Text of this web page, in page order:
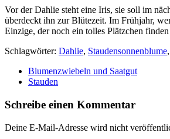
Vor der Dahlie steht eine Iris, sie soll im
überdeckt ihn zur Blütezeit. Im Frühjahr,
Einzige, der noch ein tolles Plätzchen
Schlagwörter: Dahlie, Staudensonnenblume,
Blumenzwiebeln und Saatgut
Stauden
Schreibe einen Kommentar
Deine E-Mail-Adresse wird nicht